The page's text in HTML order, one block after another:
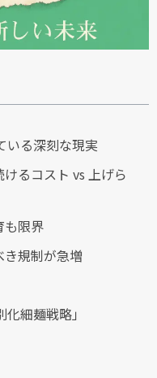
いる深刻な現実
るコスト vs 上げら
も限界
規制が急増
細麺戦略」